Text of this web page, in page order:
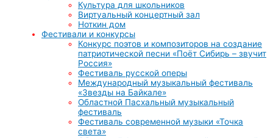
Культура для школьников
Виртуальный концертный зал
Ноткин дом
Фестивали и конкурсы
Конкурс поэтов и композиторов на создание
патриотической песни «Поёт Сибирь – звучит
Россия»
Фестиваль русской оперы
Международный музыкальный фестиваль
«Звезды на Байкале»
Областной Пасхальный музыкальный
фестиваль
Фестиваль современной музыки «Точка
света»